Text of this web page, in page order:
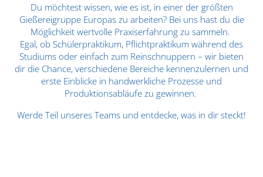
Du möchtest wissen, wie es ist, in einer der größten
Gießereigruppe Europas zu arbeiten? Bei uns hast du die
Möglichkeit wertvolle Praxiserfahrung zu sammeln.
Egal, ob Schülerpraktikum, Pflichtpraktikum während des
Studiums oder einfach zum Reinschnuppern – wir bieten
dir die Chance, verschiedene Bereiche kennenzulernen und
erste Einblicke in handwerkliche Prozesse und
Produktionsabläufe zu gewinnen.
Werde Teil unseres Teams und entdecke, was in dir steckt!